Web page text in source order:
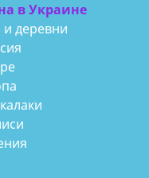
в Украине
и деревни